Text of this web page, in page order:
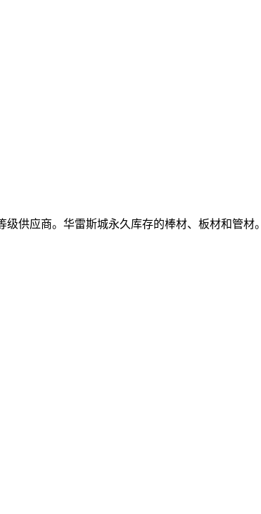
供应商。华雷斯城永久库存的棒材、板材和管材。